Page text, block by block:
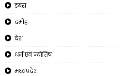
डबरा
दमोह
देश
धर्म एवं ज्योतिष
मध्यप्रदेश